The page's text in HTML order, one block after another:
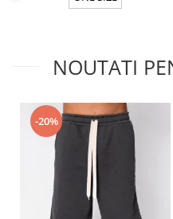
NOUTATI
-20%